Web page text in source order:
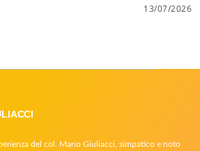
13/07/2026
del col. Mario Giuliacci, simpatico e noto